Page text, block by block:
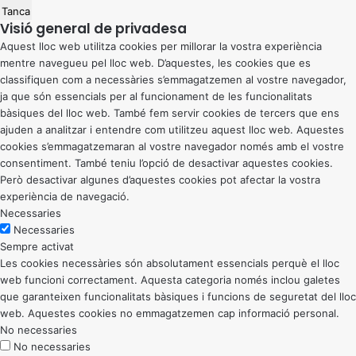
Tanca
Visió general de privadesa
Aquest lloc web utilitza cookies per millorar la vostra experiència
mentre navegueu pel lloc web. D’aquestes, les cookies que es
classifiquen com a necessàries s’emmagatzemen al vostre navegador,
ja que són essencials per al funcionament de les funcionalitats
bàsiques del lloc web. També fem servir cookies de tercers que ens
ajuden a analitzar i entendre com utilitzeu aquest lloc web. Aquestes
cookies s’emmagatzemaran al vostre navegador només amb el vostre
consentiment. També teniu l’opció de desactivar aquestes cookies.
Però desactivar algunes d’aquestes cookies pot afectar la vostra
experiència de navegació.
Necessaries
Necessaries
Sempre activat
Les cookies necessàries són absolutament essencials perquè el lloc
web funcioni correctament. Aquesta categoria només inclou galetes
que garanteixen funcionalitats bàsiques i funcions de seguretat del lloc
web. Aquestes cookies no emmagatzemen cap informació personal.
No necessaries
No necessaries